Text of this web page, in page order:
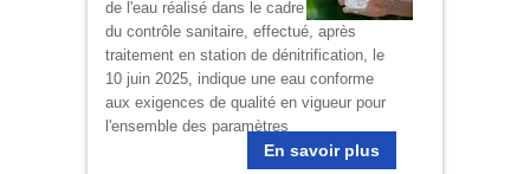
de l'eau réalisé dans le cadre
du contrôle sanitaire, effectué, après
traitement en station de dénitrification, le
10 juin 2025, indique une eau conforme
aux exigences de qualité en vigueur pour
l'ensemble des paramètres
En savoir plus